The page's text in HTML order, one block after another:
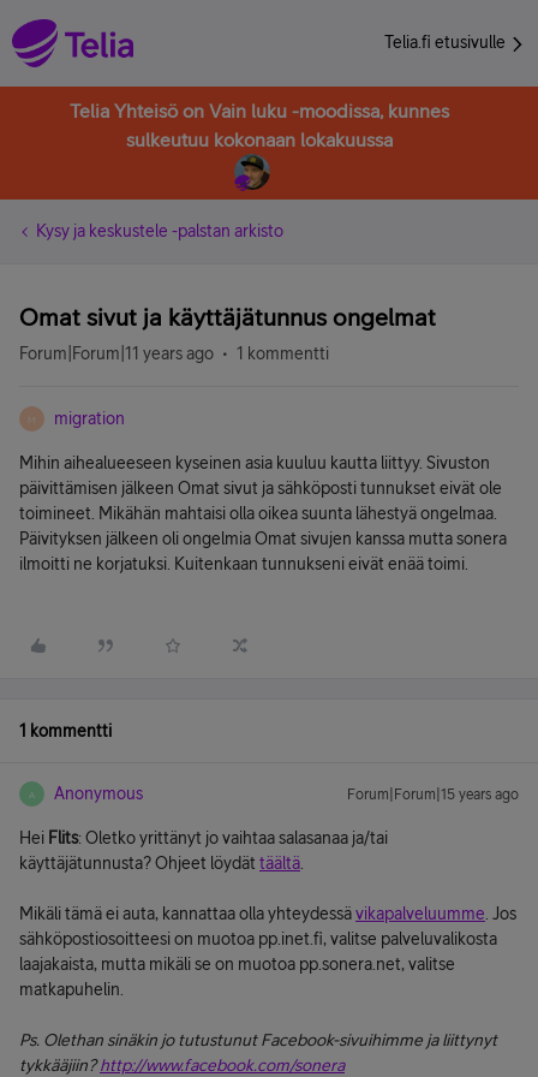
Telia.fi etusivulle
Telia Yhteisö on Vain luku -moodissa, kunnes
sulkeutuu kokonaan lokakuussa
Kysy ja keskustele -palstan arkisto
Omat sivut ja käyttäjätunnus ongelmat
Forum|Forum|11 years ago 1 kommentti
M migration
Mihin aihealueeseen kyseinen asia kuuluu kautta liittyy. Sivuston
päivittämisen jälkeen Omat sivut ja sähköposti tunnukset eivät ole
toimineet. Mikähän mahtaisi olla oikea suunta lähestyä ongelmaa.
Päivityksen jälkeen oli ongelmia Omat sivujen kanssa mutta sonera
ilmoitti ne korjatuksi. Kuitenkaan tunnukseni eivät enää toimi.
1 kommentti
A Anonymous Forum|Forum|15 years ago
Hei Flits: Oletko yrittänyt jo vaihtaa salasanaa ja/tai
käyttäjätunnusta? Ohjeet löydät täältä
Mikäli tämä ei auta, kannattaa olla yhteydessävikapalveluumme . Jos
sähköpostiosoitteesi on muotoa pp.inet.fi, valitse palveluvalikosta
laajakaista, mutta mikäli se on muotoa pp.sonera.net, valitse
matkapuhelin.
Ps. Olethan sinäkin jo tutustunut Facebook-sivuihimme ja liittynyt
tykkääjiin?http://www.facebook.com/sonera